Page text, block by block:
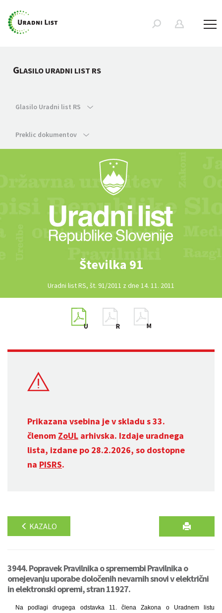
GLASILO URADNI LIST RS
Glasilo Uradni list RS
Preklic dokumentov
Številka 91
Uradni list RS, št. 91/2011 z dne 14. 11. 2011
Prikazana vsebina je v skladu s 33.
členom ZoUL arhivska. Izdaje uradnega
lista, izdane po 28.2.2026, so dostopne
na PISRS.
KAZALO
3944. Popravek Pravilnika o spremembi Pravilnika o
omejevanju uporabe določenih nevarnih snovi v električni
in elektronski opremi, stran 11927.
Na podlagi drugega odstavka 11. člena Zakona o Uradnem listu